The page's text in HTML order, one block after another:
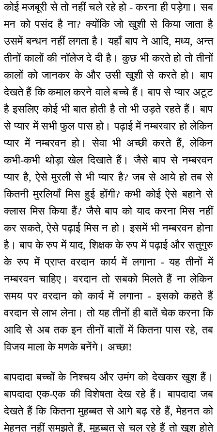
कोई मजबूरी से तो नहीं चले रहे हो - करना ही पड़ेगा। सब
मन को पसंद है ना? क्योंकि जो खुशी से किया जाता है
उसमें बन्धन नहीं लगता है। यहाँ बाप ने आदि, मध्य, अन्त
तीनों कालों की नॉलेज दे दी है। कुछ भी करते हो तो तीनों
कालों को जानकर के और उसी खुशी से करते हो। बाप
देखते हैं कि कमाल करने वाले बच्चे हैं। बाप से प्यार अटूट
है इसलिए कोई भी बात होती है तो भी उड़ते रहते हैं। बाप
से प्यार में सभी फुल पास हो। पढ़ाई में नम्बरवार हो लेकिन
प्यार में नम्बरवन हो। सेवा भी अच्छी करते हैं, लेकिन
कभी-कभी थोड़ा खेल दिखाते हैं। जैसे बाप से नम्बरवन
प्यार है, ऐसे मुरली से भी प्यार है? जब से आये हो तब से
कितनी मुरलियाँ मिस हुई होंगी? कभी कोई ऐसे बहाने से
क्लास मिस किया हैं? जैसे बाप को याद करना मिस नहीं
कर सकते, ऐसे पढ़ाई मिस न हो। इसमें भी नम्बरवन होना
है। बाप के रुप में याद, शिक्षक के रुप में पढ़ाई और सतुगुरु
के रुप में प्राप्त वरदान कार्य में लगाना - यह तीनों में
नम्बरवन चाहिए। वरदान तो सबको मिलते हैं ना लेकिन
समय पर वरदान को कार्य में लगाना - इसको कहते हैं
वरदान से लाभ लेना। तो यह तीनों ही बातें चेक करना कि
आदि से अब तक इन तीनों बातों में कितना पास रहे, तब
विजय माला के मणके बनेंगे। अच्छा!
बापदादा बच्चों के निश्चय और उमंग को देखकर खुश हैं।
बापदादा एक-एक की विशेषता देख रहे हैं। बापदादा जब
देखते हैं कि कितना मुहब्बत से आगे बढ़ रहे हैं, मेहनत को
मेहनत नहीं समझते हैं, मुहब्बत से चल रहे हैं तो खुश होते